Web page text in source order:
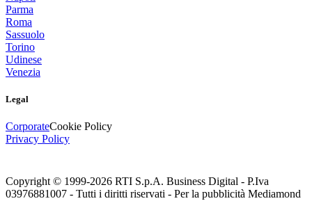
Parma
Roma
Sassuolo
Torino
Udinese
Venezia
Legal
CorporateCookie Policy
Privacy Policy
Copyright © 1999-2026 RTI S.p.A. Business Digital - P.Iva
03976881007 - Tutti i diritti riservati - Per la pubblicità Mediamond